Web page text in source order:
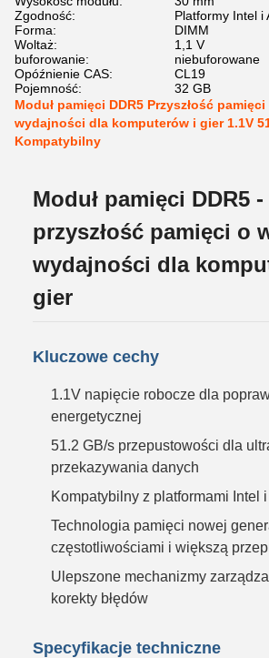
Zgodność:
Platformy Intel i
Forma:
DIMM
Woltaż:
1,1 V
buforowanie:
niebuforowane
Opóźnienie CAS:
CL19
Pojemność:
32 GB
Moduł pamięci DDR5 Przyszłość
wydajności dla komputerów i gier 1.1V
Kompatybilny
Moduł pamięci DDR5 -
przyszłość pamięci o
wydajności dla
gier
Kluczowe cechy
1.1V napięcie robocze dla
energetycznej
51.2 GB/s przepustowości dla
przekazywania danych
Kompatybilny z platformami Intel
Technologia pamięci nowej
częstotliwościami i większą
Ulepszone mechanizmy
korekty błędów
Specyfikacje techniczne